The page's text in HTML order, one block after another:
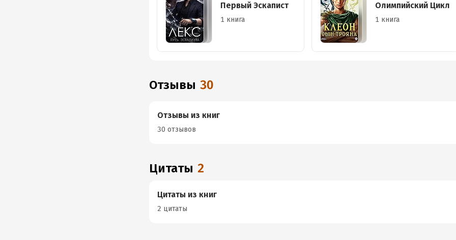
Первый Эскапист
1 книга
Олимпийский Цикл
1 книга
Отзывы 30
Отзывы из книг
30 отзывов
Цитаты 2
Цитаты из книг
2 цитаты